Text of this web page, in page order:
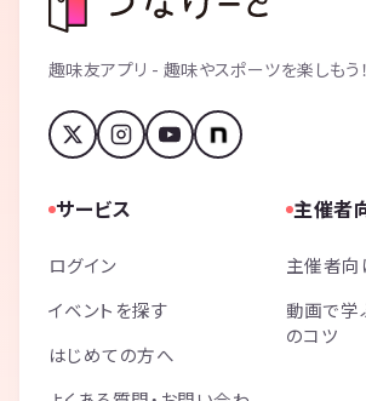
趣味友アプリ - 趣味やスポーツを楽しもう！
サービス
ログイン
イベントを探す
はじめての方へ
主催者
主催者向
動画で学
のコツ